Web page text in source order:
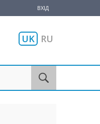
ВХІД
UK RU